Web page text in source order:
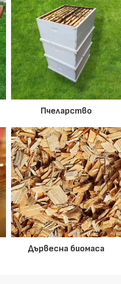
Пчеларство
Дървесна биомаса